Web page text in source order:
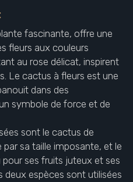
fascinante, offre une
fleurs aux couleurs
au rose délicat, inspirent
Le cactus à fleurs est une
dans des
symbole de force et de
sont le cactus de
sa taille imposante, et le
pour ses fruits juteux et ses
deux espèces sont utilisées